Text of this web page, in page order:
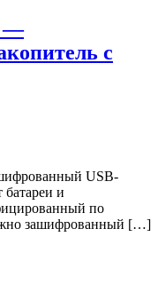
—
с
USB-
батареи и
по
зашифрованный […]